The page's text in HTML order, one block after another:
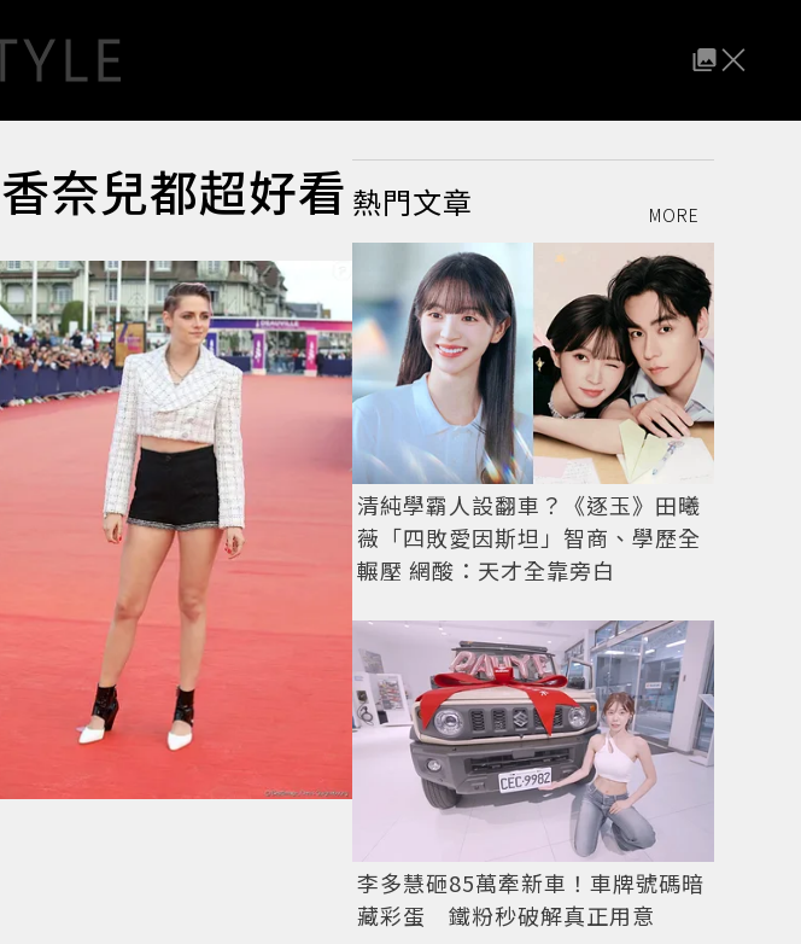
奈兒都超好看 熱門文章 MORE
清純學霸人設翻車？《逐玉》田曦
薇「四敗愛因斯坦」智商、學歷全
輾壓 網酸：天才全靠旁白
李多慧砸85萬牽新車！車牌號碼暗
藏彩蛋 鐵粉秒破解真正用意